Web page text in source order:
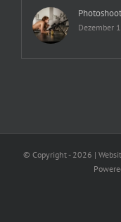
Dezember
© Copyright - 2026 |